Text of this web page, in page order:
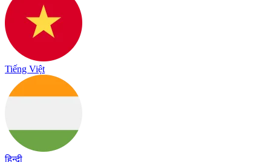
Tiếng Việt
हिन्दी